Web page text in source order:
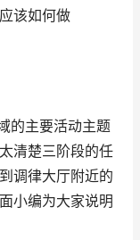
该如何做
的主要活动主题
清楚三阶段的任
调律大厅附近的
小编为大家说明